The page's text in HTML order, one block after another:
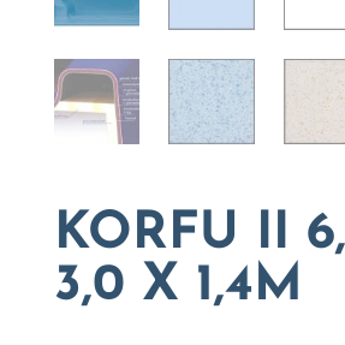
KORFU II
3,0 X 1,4M